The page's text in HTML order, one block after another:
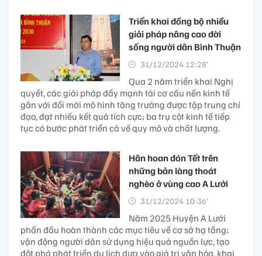
Triển khai đồng bộ nhiều
giải pháp nâng cao đời
sống người dân Bình Thuận
31/12/2024 12:28’
Qua 2 năm triển khai Nghị
quyết, các giải pháp đẩy mạnh tái cơ cấu nền kinh tế
gắn với đổi mới mô hình tăng trưởng được tập trung chỉ
đạo, đạt nhiều kết quả tích cực; ba trụ cột kinh tế tiếp
tục có bước phát triển cả về quy mô và chất lượng.
Hân hoan đón Tết trên
những bản làng thoát
nghèo ở vùng cao A Lưới
31/12/2024 10:36’
Năm 2025 Huyện A Lưới
phấn đấu hoàn thành các mục tiêu về cơ sở hạ tầng;
vận động người dân sử dụng hiệu quả nguồn lực, tạo
đột phá phát triển du lịch dựa vào giá trị văn hóa, khai